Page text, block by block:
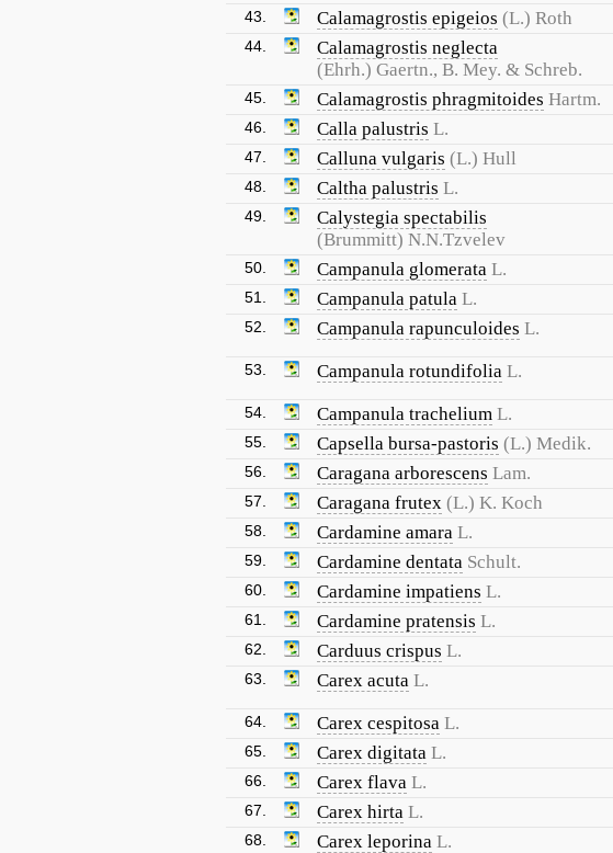
43. Calamagrostis epigeios (L.) Roth
44.
Calamagrostis neglecta
(Ehrh.) Gaertn., B. Mey. & Schreb.
45. Calamagrostis phragmitoides Hartm.
46.
Calla palustris L.
47.
Calluna vulgaris (L.) Hull
48.
Caltha palustris L.
49.
Calystegia spectabilis
(Brummitt) N.N.Tzvelev
50. Campanula glomerata L.
51.
Campanula patula L.
52.
Campanula rapunculoides L.
53.
Campanula rotundifolia L.
54.
Campanula trachelium L.
55.
Capsella bursa-pastoris (L.) Medik.
56.
Caragana arborescens Lam.
57.
Caragana frutex (L.) K. Koch
58.
Cardamine amara L.
59.
Cardamine dentata Schult.
60.
Cardamine impatiens L.
61.
Cardamine pratensis L.
62.
Carduus crispus L.
63.
Carex acuta L.
64.
Carex cespitosa L.
65.
Carex digitata L.
66.
Carex flava L.
67.
Carex hirta L.
68.
Carex leporina L.